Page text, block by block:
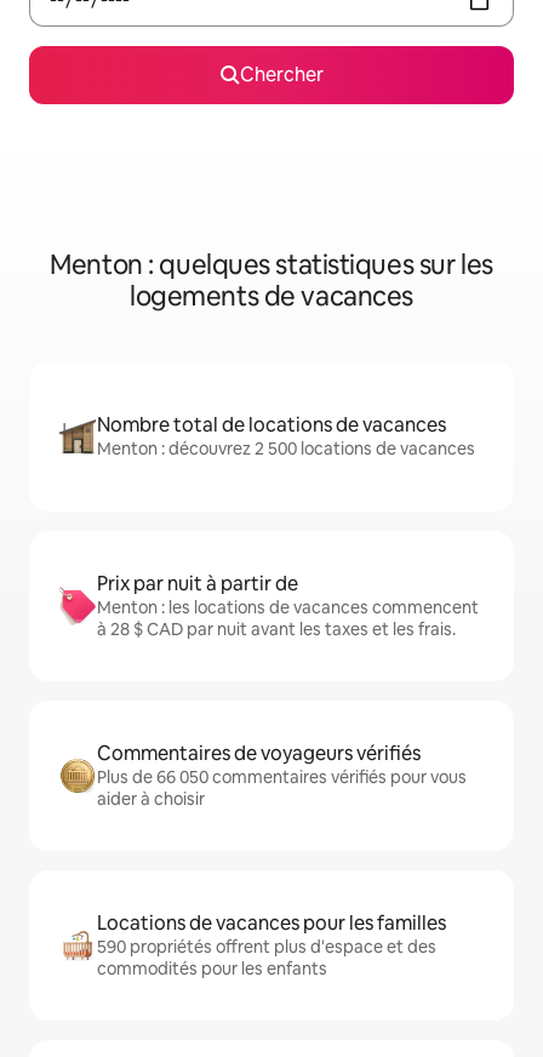
Chercher
Menton : quelques statistiques sur les
logements de vacances
Nombre total de locations de vacances
Menton : découvrez 2 500 locations de vacances
Prix par nuit à partir de
Menton : les locations de vacances commencent
à 28 $ CAD par nuit avant les taxes et les frais.
Commentaires de voyageurs vérifiés
Plus de 66 050 commentaires vérifiés pour vous
aider à choisir
Locations de vacances pour les familles
590 propriétés offrent plus d'espace et des
commodités pour les enfants